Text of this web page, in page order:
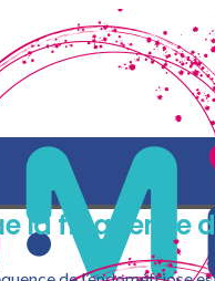
la fréquence